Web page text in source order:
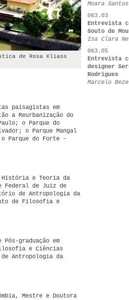
de Rosa Kliass
paisagistas em
a Reurbanização do
o Parque do
o Parque Mangal
Parque do Forte –
História e Teoria da
Federal de Juiz de
de Antropologia da
de Filosofia e
graduação em
e Ciências
Antropologia da
Mestre e Doutora
Moara
063.03
Entrevista
Souto de
Isa Clara
063.05
Entrevista
designer
Rodrigues
Marcelo